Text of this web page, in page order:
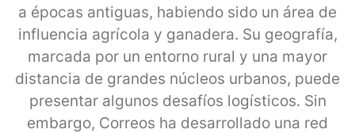
a épocas antiguas, habiendo sido un área de
influencia agrícola y ganadera. Su geografía,
marcada por un entorno rural y una mayor
distancia de grandes núcleos urbanos, puede
presentar algunos desafíos logísticos. Sin
embargo, Correos ha desarrollado una red